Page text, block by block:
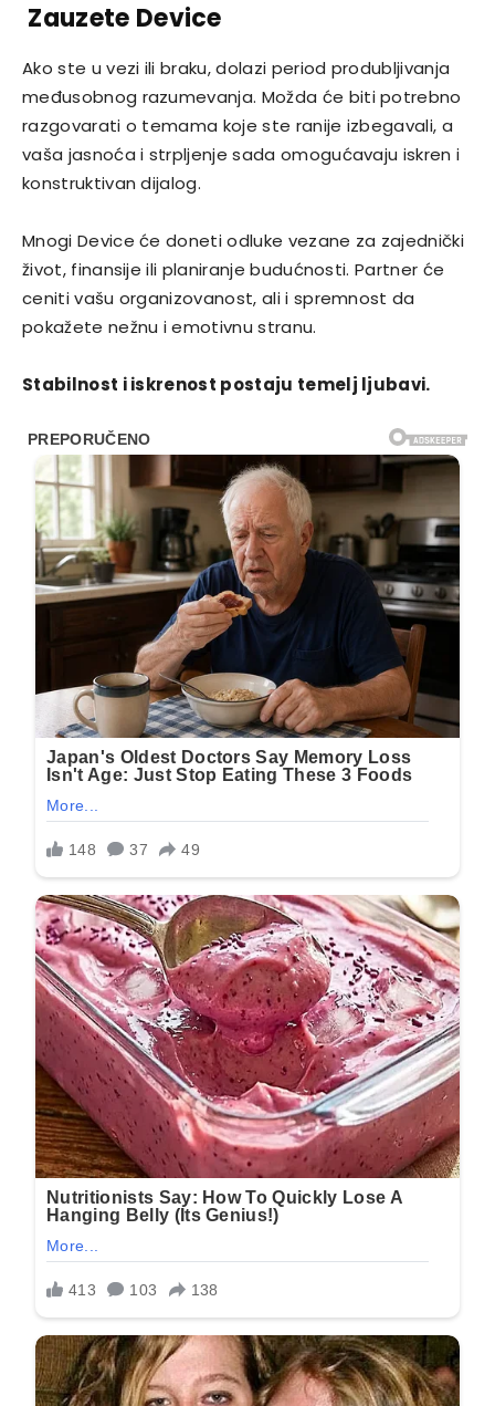
Zauzete Device
Ako ste u vezi ili braku, dolazi period produbljivanja
međusobnog razumevanja. Možda će biti potrebno
razgovarati o temama koje ste ranije izbegavali, a
vaša jasnoća i strpljenje sada omogućavaju iskren i
konstruktivan dijalog.
Mnogi Device će doneti odluke vezane za zajednički
život, finansije ili planiranje budućnosti. Partner će
ceniti vašu organizovanost, ali i spremnost da
pokažete nežnu i emotivnu stranu.
Stabilnost i iskrenost postaju temelj ljubavi.